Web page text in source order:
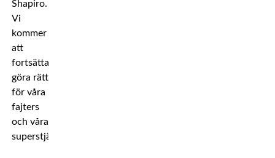
Shapiro.
Vi
kommer
att
fortsätta
göra rätt
för våra
fajters
och våra
superstjärnor.